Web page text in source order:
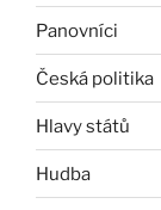
Panovníci
Česká politika
Hlavy států
Hudba